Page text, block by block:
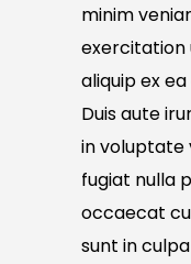
minim
exercitation
aliquip ex
Duis aute
in voluptate
fugiat nulla
occaecat
sunt in